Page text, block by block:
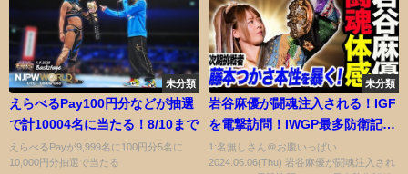
未分類
えらべるPay100円分などが抽選
で計10004名に当たる！8/10まで
えらべるPayが9,999名に100円分5名に
10,000円分抽選で当たる
未分類
岩谷麻優が闘魂注入される！IGF
を電撃訪問！IWGP最多防衛記録
V13達成宣言！次期防衛戦藤本つ
かさの本性を暴いた！スターダ
1:名無しさん＠お腹いっぱい
2024.06.06(Thu) 岩谷麻優が闘魂注入され